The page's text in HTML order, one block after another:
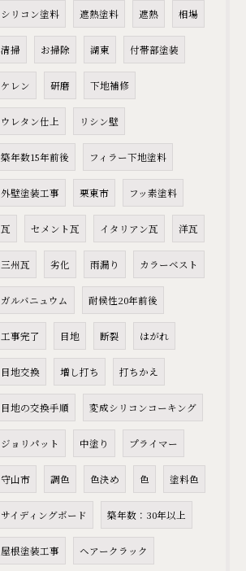
シリコン塗料 遮熱塗料 遮熱 相場
清掃 お掃除 湖東 付帯部塗装
ケレン 研磨 下地補修
ウレタン仕上 リシン壁
築年数15年前後 フィラー下地塗料
外壁塗装工事 栗東市 フッ素塗料
瓦 セメント瓦 イタリアン瓦 洋瓦
三州瓦 劣化 雨漏り カラーベスト
ガルバニュウム 耐候性20年前後
工事完了 目地 断裂 はがれ
目地交換 増し打ち 打ちかえ
目地の交換手順 変成シリコンコーキング
ジョリパット 中塗り プライマー
守山市 調色 色決め 色 塗料色
サイディングボード 築年数：30年以上
屋根塗装工事 ヘアークラック